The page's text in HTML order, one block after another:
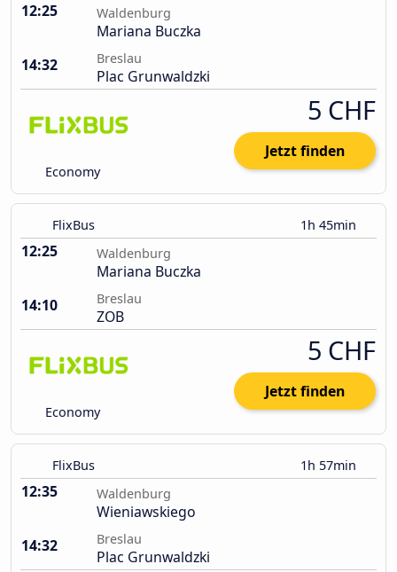
12:25 Waldenburg
Mariana Buczka
14:32
Breslau
Plac Grunwaldzki
Economy
5 CHF
Jetzt finden
FlixBus 1h 45min
12:25 Waldenburg
Mariana Buczka
14:10
Breslau
ZOB
Economy
5 CHF
Jetzt finden
FlixBus 1h 57min
12:35 Waldenburg
Wieniawskiego
14:32
Breslau
Plac Grunwaldzki